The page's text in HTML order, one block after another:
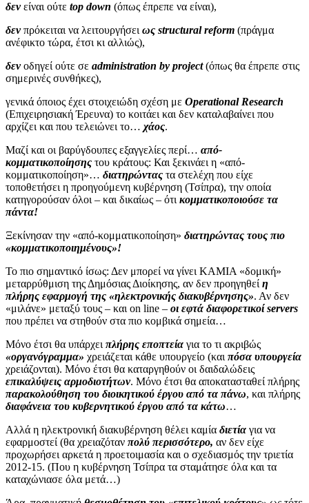
δενείναι ούτε top down (όπως έπρεπε να είναι),
δενπρόκειται να λειτουργήσει ως structural reform (πράγμα
ανέφικτο τώρα, έτσι κι αλλιώς),
δενοδηγεί ούτε σε administration by project(όπως θα έπρεπε στις
σημερινές συνθήκες),
γενικά όποιος έχει στοιχειώδη σχέση με Operational Research
(Επιχειρησιακή Έρευνα) το κοιτάει και δεν καταλαβαίνει που
αρχίζει και που τελειώνει το… χάος.
Μαζί και οι βαρύγδουπες εξαγγελίες περί… από-
κομματικοποίησης του κράτους: Και ξεκινάει η «από-
κομματικοποίηση»… διατηρώντας τα στελέχη που είχε
τοποθετήσει η προηγούμενη κυβέρνηση (Τσίπρα), την οποία
κατηγορούσαν όλοι – και δικαίως – ότι κομματικοποιούσε τα
πάντα!
Ξεκίνησαν την «από-κομματικοποίηση» διατηρώντας τους πιο
«κομματικοποιημένους»!
Το πιο σημαντικό ίσως: Δεν μπορεί να γίνει ΚΑΜΙΑ «δομική»
μεταρρύθμιση της Δημόσιας Διοίκησης, αν δεν προηγηθεί η
πλήρης εφαρμογή της «ηλεκτρονικής διακυβέρνησης». Αν δεν
«μιλάνε» μεταξύ τους – και on line – οι εφτά διαφορετικοί servers
που πρέπει να στηθούν στα πιο κομβικά σημεία…
Μόνο έτσι θα υπάρχει πλήρης εποπτεία για το τι ακριβώς
«οργανόγραμμα» χρειάζεται κάθε υπουργείο (και πόσα υπουργεία
χρειάζονται). Μόνο έτσι θα καταργηθούν οι δαιδαλώδεις
επικαλύψεις αρμοδιοτήτων. Μόνο έτσι θα αποκατασταθεί πλήρης
παρακολούθηση του διοικητικού έργου από τα πάνω, και πλήρης
διαφάνεια του κυβερνητικού έργου από τα κάτω…
Αλλά η ηλεκτρονική διακυβέρνηση θέλει καμία διετία για να
εφαρμοστεί (θα χρειαζόταν πολύ περισσότερο, αν δεν είχε
προχωρήσει αρκετά η προετοιμασία και ο σχεδιασμός την τριετία
2012-15. (Που η κυβέρνηση Τσίπρα τα σταμάτησε όλα και τα
καταχώνιασε όλα μετά…)